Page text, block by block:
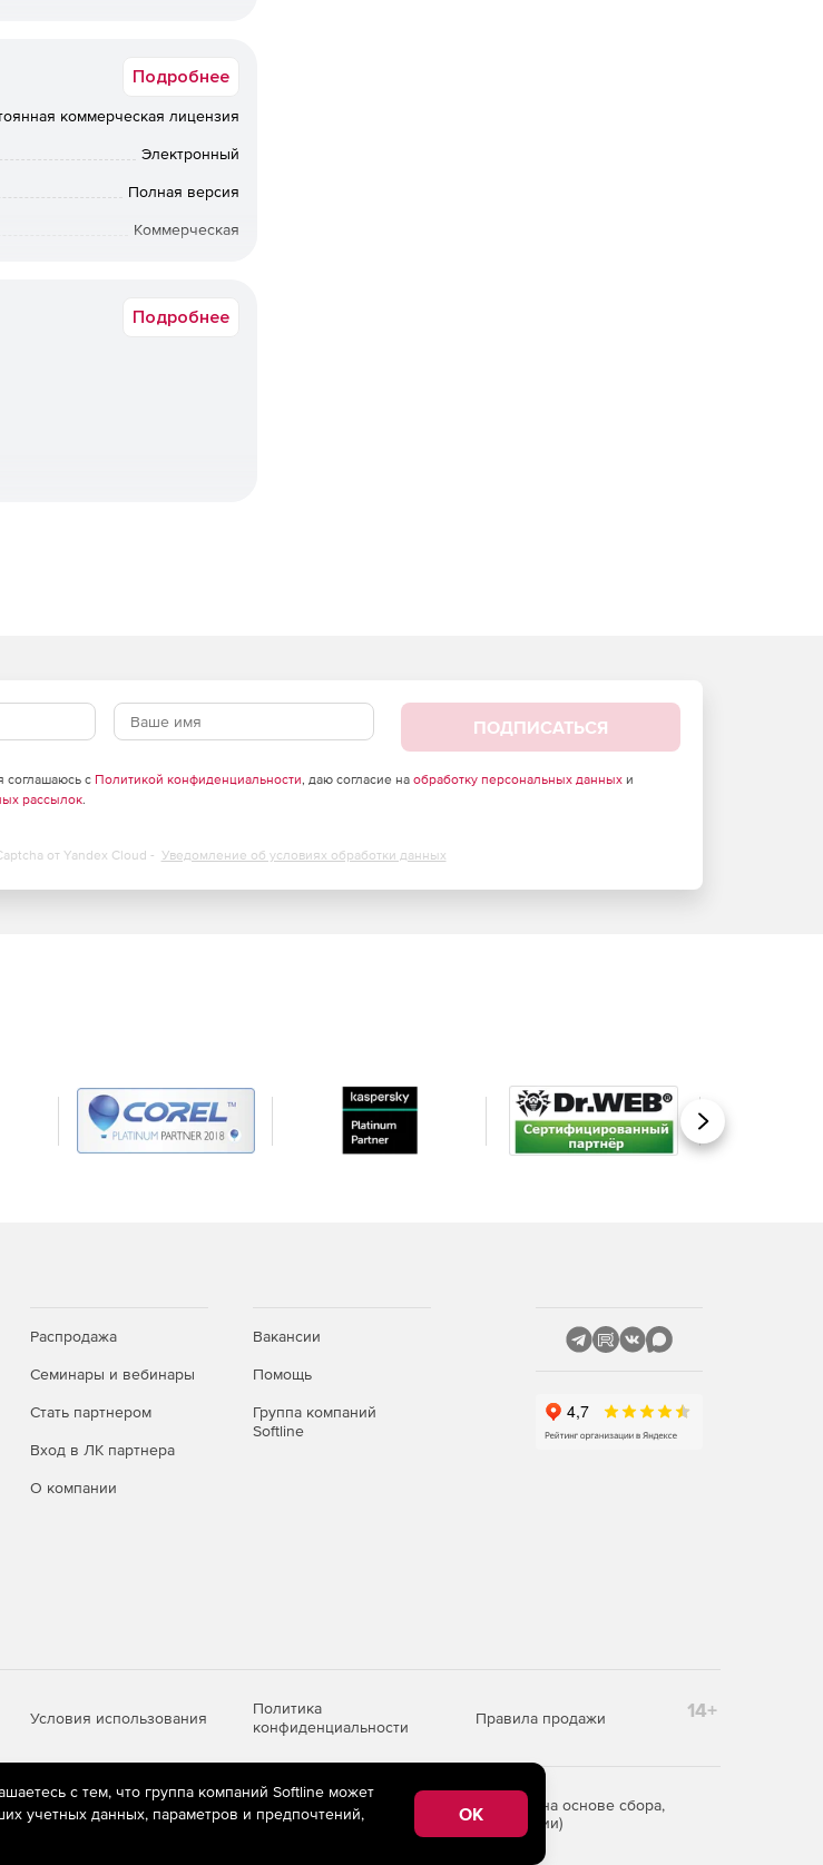
элементов (FEM).
в кристаллических
на основе спецификаций
Подробнее
коммерческая лицензия
Электронный
Полная версия
Коммерческая
Подробнее
ПОДПИСАТЬСЯ
соглашаюсь с Политикой конфиденциальности, даю согласие на обработку персональных данныхи
рассылок.
от Yandex Cloud - Уведомление об условиях обработки данных
Вперед
Распродажа
Семинары и вебинары
Стать партнером
Вход в ЛК партнера
О компании
Вакансии
Помощь
Группа компаний
Softline
Условия использования
Политика
конфиденциальности
Правила продажи 14+
(информационные технологии предоставления информации на основе сбора,
сети «Интернет», находящихся на территории Российской Федерации)
с тем, что группа компаний Softline может
учетных данных, параметров и предпочтений,
OK